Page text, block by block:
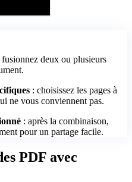
fusionnez deux ou plusieurs
: choisissez les pages à
ne vous conviennent pas.
: après la combinaison,
pour un partage facile.
PDF avec